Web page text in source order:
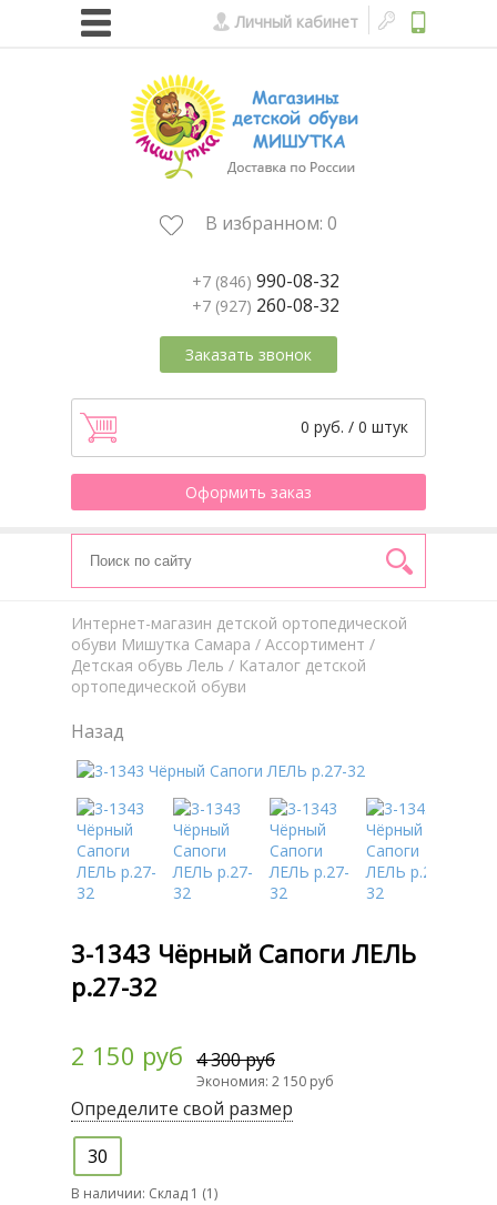
Личный кабинет
В избранном: 0
+7 (846) 990-08-32
+7 (927) 260-08-32
Заказать звонок
0 руб. / 0 штук
Оформить заказ
Интернет-магазин детской ортопедической
обуви Мишутка Самара / Aссортимент /
Детская обувь Лель / Каталог детской
ортопедической обуви
Назад
3-1343 Чёрный Сапоги ЛЕЛЬ
р.27-32
2 150 руб 4 300 руб
Экономия: 2 150 руб
Определите свой размер
30
В наличии: Склад 1 (1)